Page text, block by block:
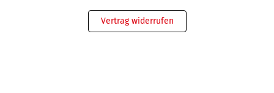
Vertrag widerrufen